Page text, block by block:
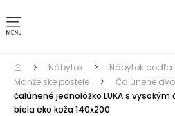
Toggle navigation
Nábytok Nábytok podľa
Manželské postele
Čalúnené
čalúnené jednolôžko LUKA s
biela eko koža 140x200